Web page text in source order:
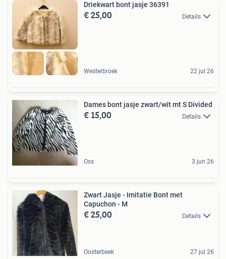
Driekwart bont jasje 36391
€ 25,00 Details
Westerbroek 22 jul 26
Dames bont jasje zwart/wit mt S Divided
€ 15,00 Details
Oss 3 jun 26
Zwart Jasje - Imitatie Bont met
Capuchon - M
€ 25,00 Details
Oosterbeek 27 jul 26